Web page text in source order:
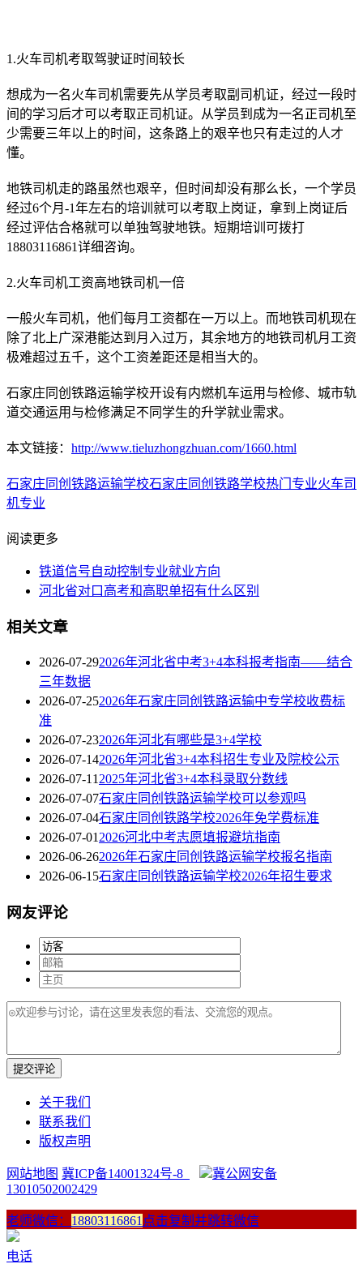
1.火车司机考取驾驶证时间较长
想成为一名火车司机需要先从学员考取副司机证，经过一段时
间的学习后才可以考取正司机证。从学员到成为一名正司机至
少需要三年以上的时间，这条路上的艰辛也只有走过的人才
懂。
地铁司机走的路虽然也艰辛，但时间却没有那么长，一个学员
经过6个月-1年左右的培训就可以考取上岗证，拿到上岗证后
经过评估合格就可以单独驾驶地铁。短期培训可拨打
18803116861详细咨询。
2.火车司机工资高地铁司机一倍
一般火车司机，他们每月工资都在一万以上。而地铁司机现在
除了北上广深港能达到月入过万，其余地方的地铁司机月工资
极难超过五千，这个工资差距还是相当大的。
石家庄同创铁路运输学校开设有内燃机车运用与检修、城市轨
道交通运用与检修满足不同学生的升学就业需求。
本文链接： http://www.tieluzhongzhuan.com/1660.html
石家庄同创铁路运输学校石家庄同创铁路学校热门专业火车司
机专业
阅读更多
铁道信号自动控制专业就业方向
河北省对口高考和高职单招有什么区别
相关文章
2026-07-292026年河北省中考3+4本科报考指南——结合
三年数据
2026-07-252026年石家庄同创铁路运输中专学校收费标
准
2026-07-232026年河北有哪些是3+4学校
2026-07-142026年河北省3+4本科招生专业及院校公示
2026-07-11 2025年河北省3+4本科录取分数线
2026-07-07石家庄同创铁路运输学校可以参观吗
2026-07-04石家庄同创铁路学校2026年免学费标准
2026-07-01 2026河北中考志愿填报避坑指南
2026-06-262026年石家庄同创铁路运输学校报名指南
2026-06-15石家庄同创铁路运输学校2026年招生要求
网友评论
提交评论
关于我们
联系我们
版权声明
网站地图 冀ICP备14001324号-8
冀公网安备
13010502002429
老师微信： 18803116861 点击复制并跳转微信
电话